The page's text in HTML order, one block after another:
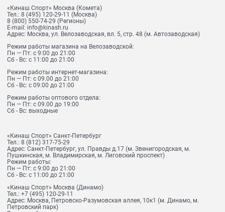
«Кинаш Спорт» Москва (Комета)
Тел.: 8 (495) 120-29-11 (Москва)
8 (800) 550-74-29 (Регионы)
E-mail: info@kinash.ru
Адрес: Москва, ул. Велозаводская, вл. 5, стр. 48 (м. Автозаводская)
Режим работы магазина на Велозаводской:
Пн — Пт: с 9:00 до 21:00
Сб - Вс: с 11:00 до 21:00
Режим работы интернет-магазина:
Пн — Пт: с 09.00 до 21:00
Сб - Вс: с 09:00 до 21:00
Режим работы оптового отдела:
Пн — Пт: с 09.00 до 19:00
Сб - Вс: выходные
«Кинаш Спорт» Санкт-Петербург
Тел.: 8 (812) 317-75-29
Адрес: Санкт-Петербург, ул. Правды д.17 (м. Звенигородская, м.
Пушкинская, м. Владимирская, м. Лиговский проспект)
Режим работы:
Пн — Пт: с 9:00 до 21:00
Сб - Вс: с 11:00 до 21:00
«Кинаш Спорт» Москва (Динамо)
Тел.: +7 (495) 120-29-11
Адрес: Москва, Петровско-Разумовская аллея, 10к1 (м. Динамо, м.
Петровский парк)